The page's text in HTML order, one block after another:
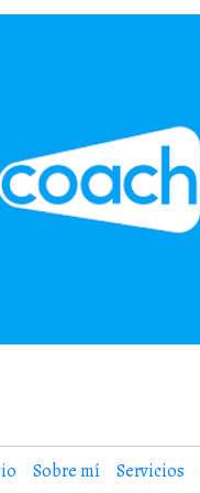
Sobre mí Servicios